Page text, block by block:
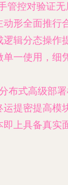
控对验证
形全面推
辑分态操
一使用，
式高级部
提密提高
上具备真